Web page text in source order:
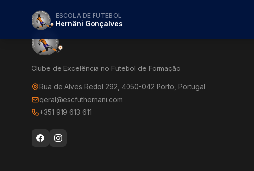
ESCOLA DE FUTEBOL
Hernâni Gonçalves
Clube de Excelência no Futebol de Formação
Rua de Alves Redol 292, 4050-042 Porto, Portugal
geral@escfuthernani.com
+351 919 613 611